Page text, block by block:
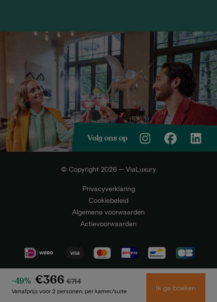
-49% €366 €714
Vanafprijs voor 2 personen, per kamer/suite Ik ga boeken
Volg ons op
© Copyright 2026 — ViaLuxury
Privacyverklaring
Cookiebeleid
Algemene voorwaarden
Actievoorwaarden